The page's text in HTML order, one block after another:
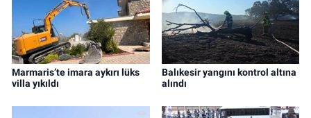
Marmaris’te imara aykırı lüks
villa yıkıldı
Balıkesir yangını kontrol altına
alındı